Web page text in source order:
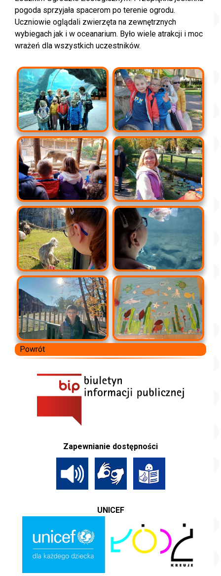
pogoda sprzyjała spacerom po terenie ogrodu.
Uczniowie oglądali zwierzęta na zewnętrznych
wybiegach jak i w oceanarium. Było wiele atrakcji i moc
wrażeń dla wszystkich uczestników.
Powrót
Zapewnianie dostępności
UNICEF